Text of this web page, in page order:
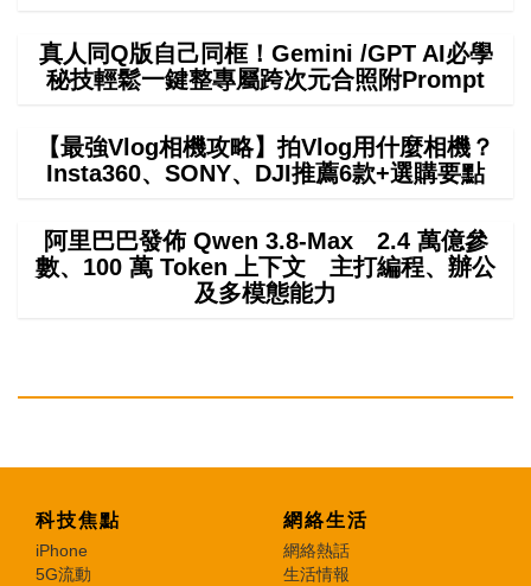
真人同Q版自己同框！Gemini /GPT AI必學
秘技輕鬆一鍵整專屬跨次元合照附Prompt
【最強Vlog相機攻略】拍Vlog用什麼相機？
Insta360、SONY、DJI推薦6款+選購要點
阿里巴巴發佈 Qwen 3.8-Max 2.4 萬億參
數、100 萬 Token 上下文 主打編程、辦公
及多模態能力
科技焦點
iPhone
5G流動
網絡生活
網絡熱話
生活情報